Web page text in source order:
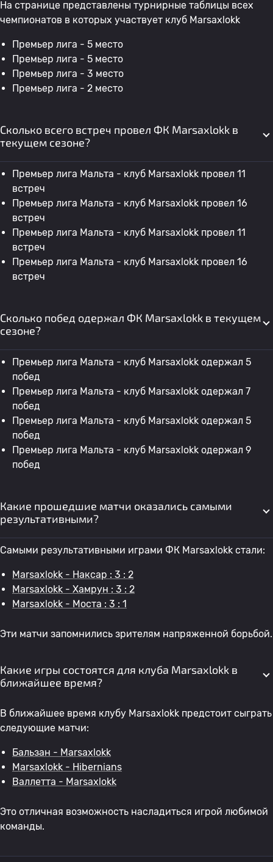
На странице представлены турнирные таблицы всех
чемпионатов в которых участвует клуб Marsaxlokk
Премьер лига - 5 место
Премьер лига - 5 место
Премьер лига - 3 место
Премьер лига - 2 место
Сколько всего встреч провел ФК Marsaxlokk в
текущем сезоне?
Премьер лига Мальта - клуб Marsaxlokk провел 11
встреч
Премьер лига Мальта - клуб Marsaxlokk провел 16
встреч
Премьер лига Мальта - клуб Marsaxlokk провел 11
встреч
Премьер лига Мальта - клуб Marsaxlokk провел 16
встреч
Сколько побед одержал ФК Marsaxlokk в текущем
сезоне?
Премьер лига Мальта - клуб Marsaxlokk одержал 5
побед
Премьер лига Мальта - клуб Marsaxlokk одержал 7
побед
Премьер лига Мальта - клуб Marsaxlokk одержал 5
побед
Премьер лига Мальта - клуб Marsaxlokk одержал 9
побед
Какие прошедшие матчи оказались самыми
результативными?
Самыми результативными играми ФК Marsaxlokk стали:
Marsaxlokk - Наксар : 3 : 2
Marsaxlokk - Хамрун : 3 : 2
Marsaxlokk - Моста : 3 : 1
Эти матчи запомнились зрителям напряженной борьбой.
Какие игры состоятся для клуба Marsaxlokk в
ближайшее время?
В ближайшее время клубу Marsaxlokk предстоит сыграть
следующие матчи:
Бальзан - Marsaxlokk
Marsaxlokk - Hibernians
Валлетта - Marsaxlokk
Это отличная возможность насладиться игрой любимой
команды.